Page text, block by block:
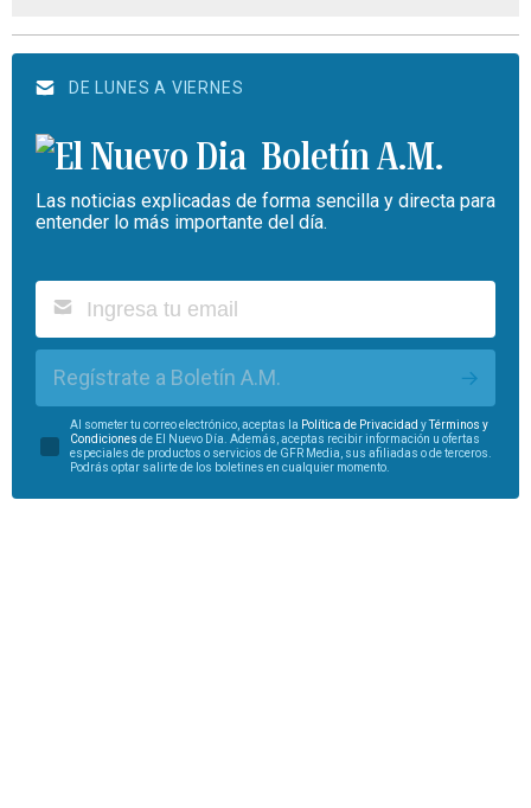
DE LUNES A VIERNES
Boletín A.M.
Las noticias explicadas de forma sencilla y directa para
entender lo más importante del día.
Regístrate a Boletín A.M.
Al someter tu correo electrónico, aceptas la Política de Privacidad y
Términos y
Condiciones de El Nuevo Día. Además, aceptas recibir información u ofertas
especiales de productos o servicios de GFR Media, sus afiliadas o de terceros.
Podrás optar salirte de los boletines en cualquier momento.